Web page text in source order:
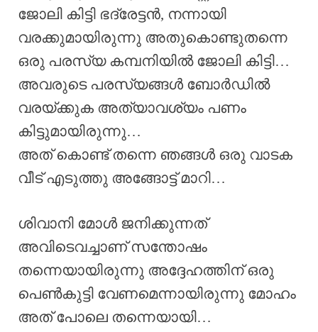
ജോലി കിട്ടി ഭദ്രേട്ടൻ, നന്നായി
വരക്കുമായിരുന്നു അതുകൊണ്ടുതന്നെ
ഒരു പരസ്യ കമ്പനിയിൽ ജോലി കിട്ടി…
അവരുടെ പരസ്യങ്ങൾ ബോർഡിൽ
വരയ്ക്കുക അത്യാവശ്യം പണം
കിട്ടുമായിരുന്നു…
അത് കൊണ്ട് തന്നെ ഞങ്ങൾ ഒരു വാടക
വീട് എടുത്തു അങ്ങോട്ട് മാറി…
ശിവാനി മോൾ ജനിക്കുന്നത്
അവിടെവച്ചാണ് സന്തോഷം
തന്നെയായിരുന്നു അദ്ദേഹത്തിന് ഒരു
പെൺകുട്ടി വേണമെന്നായിരുന്നു മോഹം
അത് പോലെ തന്നെയായി…